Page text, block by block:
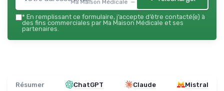
Ma Maison Médicale — 2026
* En remplissant ce formulaire, j’accepte d’être contacté(e) à
des fins commerciales par Ma Maison Médicale et ses
partenaires.
Résumer ChatGPT Claude Mistral